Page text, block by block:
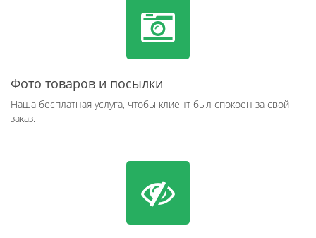
Фото товаров и посылки
Наша бесплатная услуга, чтобы клиент был спокоен за свой
заказ.